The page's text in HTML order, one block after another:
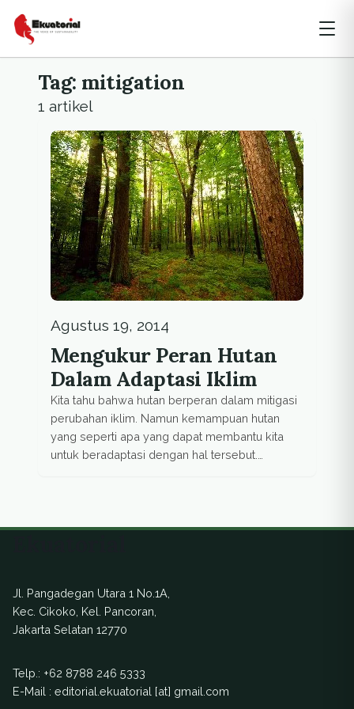
Tag: mitigation
1 artikel
Agustus 19, 2014
Mengukur Peran Hutan
Dalam Adaptasi Iklim
Kita tahu bahwa hutan berperan dalam mitigasi
perubahan iklim. Namun kemampuan hutan
yang seperti apa yang dapat membantu kita
untuk beradaptasi dengan hal tersebut.
variasi iklim antar tiga benua. Hasil awal dari
Jl. Pangadegan Utara 1 No.1A,
Kec. Cikoko, Kel. Pancoran,
Jakarta Selatan 12770
Telp.: +62 8788 246 5333
E-Mail : editorial.ekuatorial [at] gmail.com